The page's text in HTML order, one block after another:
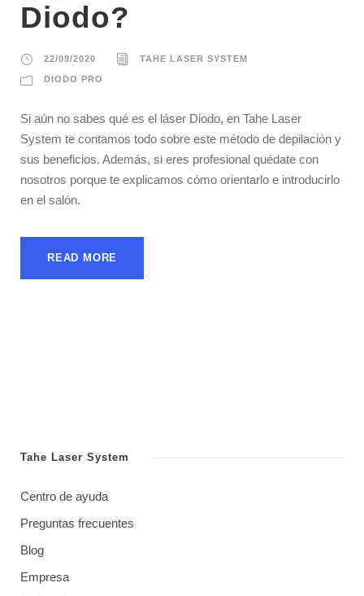
Diodo?
22/09/2020 TAHE LASER SYSTEM
DIODO PRO
Si aún no sabes qué es el láser Diodo, en Tahe Laser
System te contamos todo sobre este método de depilación y
sus beneficios. Además, si eres profesional quédate con
nosotros porque te explicamos cómo orientarlo e introducirlo
en el salón.
READ MORE
Tahe Laser System
Centro de ayuda
Preguntas frecuentes
Blog
Empresa